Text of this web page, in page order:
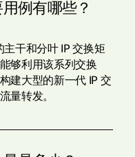
例有哪些？
干和分叶 IP 交换矩
够利用该系列交换
建大型的新一代 IP 交
量转发。